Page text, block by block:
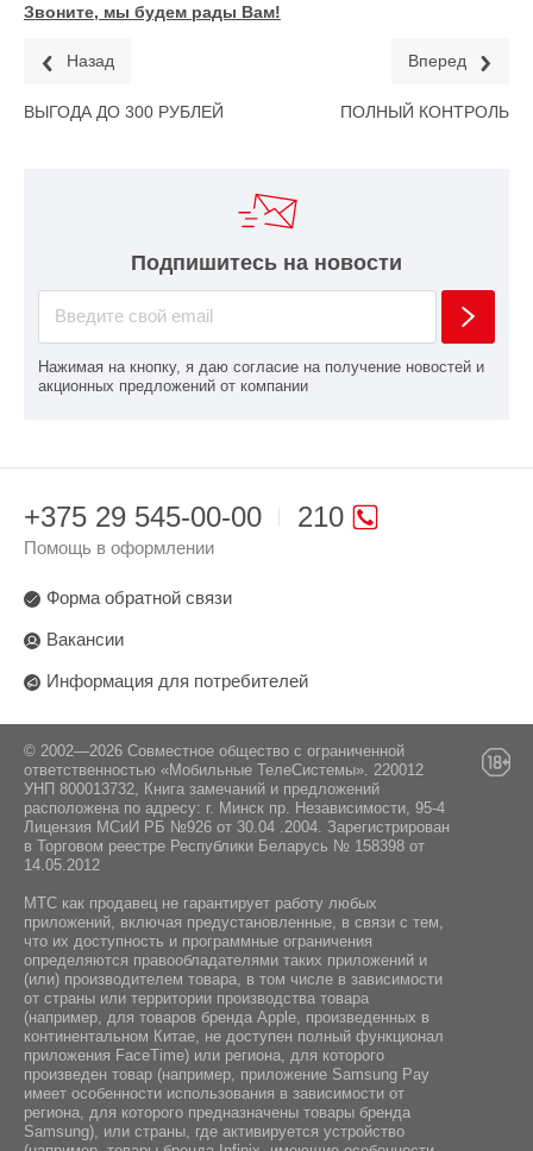
Звоните, мы будем рады Вам!
Назад
ВЫГОДА ДО 300 РУБЛЕЙ
Вперед
ПОЛНЫЙ КОНТРОЛЬ
Подпишитесь на новости
Нажимая на кнопку, я даю согласие на получение новостей и
акционных предложений от компании
210
+375 29 545-00-00
Помощь в оформлении
Форма обратной связи
Вакансии
Информация для потребителей
© 2002—2026 Совместное общество с ограниченной
ответственностью «Мобильные ТелеСистемы». 220012
УНП 800013732, Книга замечаний и предложений
расположена по адресу: г. Минск пр. Независимости, 95-4
Лицензия МСиИ РБ №926 от 30.04 .2004. Зарегистрирован
в Торговом реестре Республики Беларусь № 158398 от
14.05.2012
МТС как продавец не гарантирует работу любых
приложений, включая предустановленные, в связи с тем,
что их доступность и программные ограничения
определяются правообладателями таких приложений и
(или) производителем товара, в том числе в зависимости
от страны или территории производства товара
(например, для товаров бренда Apple, произведенных в
континентальном Китае, не доступен полный функционал
приложения FaceTime) или региона, для которого
произведен товар (например, приложение Samsung Pay
имеет особенности использования в зависимости от
региона, для которого предназначены товары бренда
Samsung), или страны, где активируется устройство